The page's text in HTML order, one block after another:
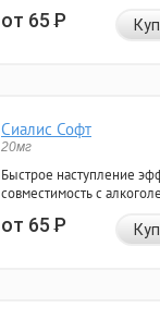
от 65Р
Сиалис Софт
20мг
Быстрое наступление
совместимость с
от 65Р